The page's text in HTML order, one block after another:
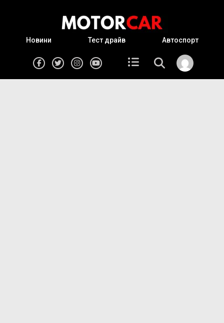
Новини Тест драйв Автоспорт